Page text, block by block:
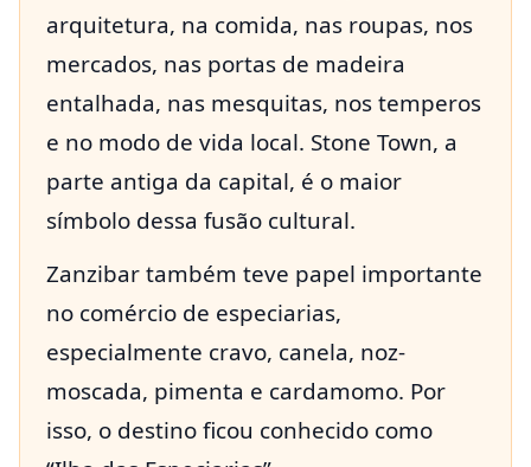
arquitetura, na comida, nas roupas, nos
mercados, nas portas de madeira
entalhada, nas mesquitas, nos temperos
e no modo de vida local. Stone Town, a
parte antiga da capital, é o maior
símbolo dessa fusão cultural.
Zanzibar também teve papel importante
no comércio de especiarias,
especialmente cravo, canela, noz-
moscada, pimenta e cardamomo. Por
isso, o destino ficou conhecido como